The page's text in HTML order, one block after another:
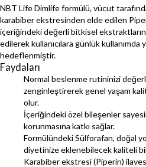
NBT Life Dimlife formülü, vücut
karabiber ekstresinden elde edilen
içeriğindeki değerli bitkisel ekstraktların
edilerek kullanıcılara günlük kullanımda
hedeflenmiştir.
Faydaları
Normal beslenme rutininizi
zenginleştirerek genel yaşam
olur.
İçeriğindeki özel bileşenler
korunmasına katkı sağlar.
Formülündeki Sülforafan, doğal
diyetinize eklenebilecek kaliteli
Karabiber ekstresi (Piperin)